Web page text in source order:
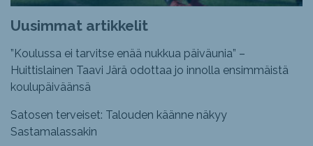
Uusimmat artikkelit
”Koulussa ei tarvitse enää nukkua päiväunia” –
Huittislainen Taavi Järä odottaa jo innolla ensimmäistä
koulupäiväänsä
Satosen terveiset: Talouden käänne näkyy
Sastamalassakin